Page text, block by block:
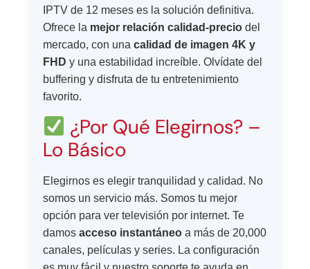
IPTV de 12 meses es la solución definitiva.
Ofrece la mejor relación calidad-precio del
mercado, con unacalidad de imagen 4K y
FHD y una estabilidad increíble. Olvídate del
buffering y disfruta de tu entretenimiento
favorito.
¿Por Qué Elegirnos? –
Lo Básico
Elegirnos es elegir tranquilidad y calidad. No
somos un servicio más. Somos tu mejor
opción para ver televisión por internet. Te
damosacceso instantáneo a más de 20,000
canales, películas y series. La configuración